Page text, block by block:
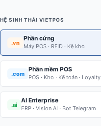
HỆ SINH THÁI VIETPOS
.vn
Phần cứng
Máy POS · RFID · Kệ kho
.com
Phần mềm POS
POS · Kho · Kế toán · Loyalty
.ai
AI Enterprise
ERP · Vision AI · Bot Telegram